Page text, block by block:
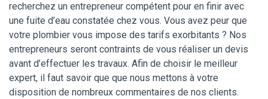
recherchez un entrepreneur compétent pour en finir avec
une fuite d’eau constatée chez vous. Vous avez peur que
votre plombier vous impose des tarifs exorbitants ? Nos
entrepreneurs seront contraints de vous réaliser un devis
avant d’effectuer les travaux. Afin de choisir le meilleur
expert, il faut savoir que que nous mettons à votre
disposition de nombreux commentaires de nos clients.